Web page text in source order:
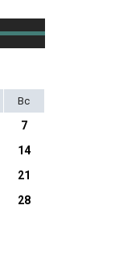
Вс
7
14
21
28